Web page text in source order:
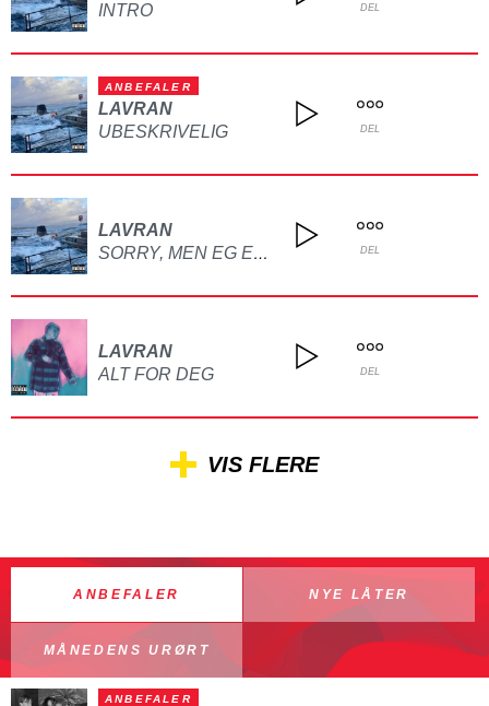
INTRO
DEL
ANBEFALER
LAVRAN
UBESKRIVELIG
DEL
LAVRAN
SORRY, MEN EG ESJE HELT MEG DEL
LAVRAN
ALT FOR DEG
DEL
VIS FLERE
ANBEFALER NYE LÅTER
MÅNEDENS URØRT
ANBEFALER